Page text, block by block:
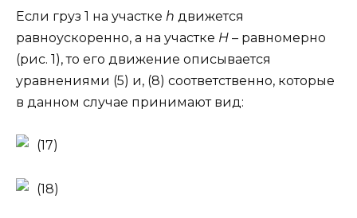
Если груз 1 на участке h движется
равноускоренно, а на участке H – равномерно
(рис. 1), то его движение описывается
уравнениями (5) и, (8) соответственно, которые
в данном случае принимают вид:
(17)
(18)